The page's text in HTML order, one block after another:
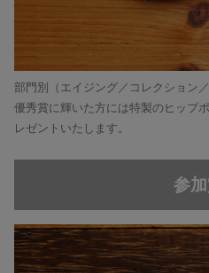
部門別（エイジング／コレクション
優秀賞に輝いた方には特製のヒップ
レゼントいたします。
参